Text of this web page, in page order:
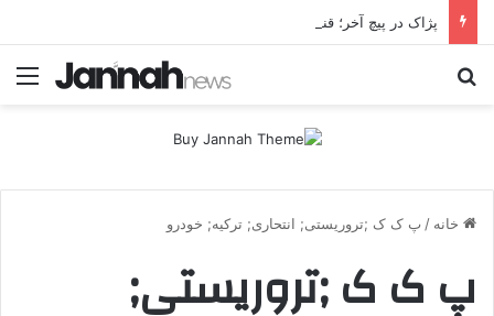
خانه / پ ک ک ;تروریستی; انتحاری; ترکیه; خودرو
پ ک ک ;تروریستی;